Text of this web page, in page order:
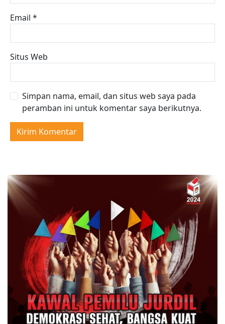
Email *
Situs Web
Simpan nama, email, dan situs web saya pada
peramban ini untuk komentar saya berikutnya.